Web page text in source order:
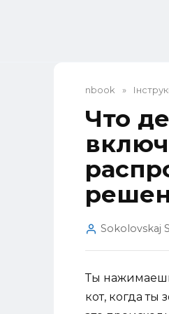
nbook »
Что
Sokolovskaj
Ты
кот, когда ты